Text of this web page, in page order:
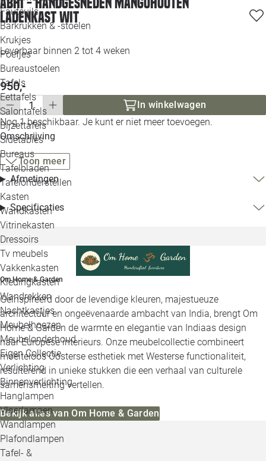
Fauteuils
Barkrukken & -stoelen
Krukjes
Poefjes
Bureaustoelen
Tafels
Eettafels
Salontafels
Bijzettafels
Sidetables
Bureaus
Tafelbladen
Tafelonderstellen
Kasten
Wandkasten
Vitrinekasten
Dressoirs
Tv meubels
Vakkenkasten
Kledingkasten
Wandrekken
Nachtkastjes
Meubelhoezen
Meubelonderhoud
Eigen Collectie
Verlichting
Binnenverlichting
Hanglampen
Vloerlampen
Wandlampen
Plafondlampen
Tafel- &
Alle
Ladenkast Wit
Leverbaar binnen 2 tot 4 weken
950,-
In winkelwagen
Nog 1 beschikbaar. Je kunt er niet meer toevoegen.
Omschrijving
Toon meer
Afmetingen
Specificaties
Om Home & Garden
Geïnspireerd door de levendige kleuren, majestueuze
architectuur en ongeëvenaarde ambacht van India, brengt Om
Home & Garden de warmte en elegantie van Indiaas design
naar Europese interieurs. Onze meubelcollectie combineert
moeiteloos Oosterse esthetiek met Westerse functionaliteit,
resulterend in unieke stukken die een verhaal van culturele
samensmelting vertellen.
Bekijk alles van Om Home & Garden